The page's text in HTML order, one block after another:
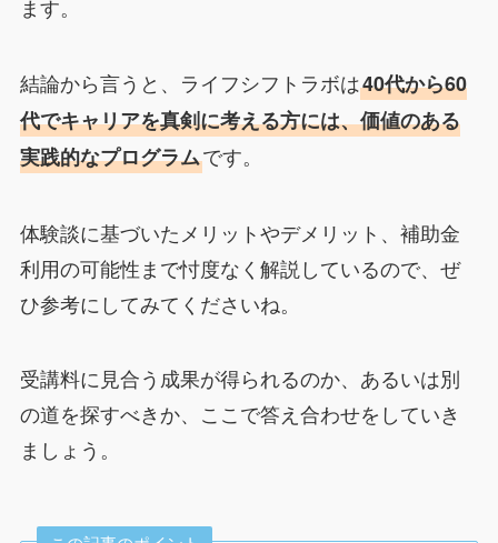
ます。
結論から言うと、ライフシフトラボは40代から60
代でキャリアを真剣に考える方には、価値のある
実践的なプログラムです。
体験談に基づいたメリットやデメリット、補助金
利用の可能性まで忖度なく解説しているので、ぜ
ひ参考にしてみてくださいね。
受講料に見合う成果が得られるのか、あるいは別
の道を探すべきか、ここで答え合わせをしていき
ましょう。